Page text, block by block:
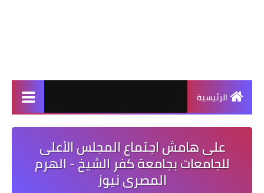
الرئيسية
على هامش اجتماع المجلس الأعلى
للجامعات بجامعة كفر الشيخ - الهرم
المصرى نيوز